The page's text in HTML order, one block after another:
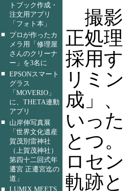
トブック作成・
注文用アプリ
「フォト本」
■
プロが作ったカ
メラ用「修理屋
さんのクリーナ
ー」を3名に
■ EPSONスマート
グラス
「MOVERIO」
に、THETA連動
アプリ
■
山岸伸写真展
「世界文化遺産
賀茂別雷神社
（上賀茂神社）
第四十二回式年
遷宮 正遷宮迄の
道」
■ LUMIX MEETS
撮影
正処
採用
リミ
成」
いっ
とつ
ロセ
軌跡